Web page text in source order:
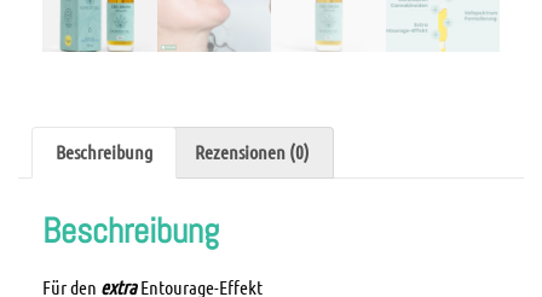
Beschreibung Rezensionen (0)
Beschreibung
Für den extra Entourage-Effekt